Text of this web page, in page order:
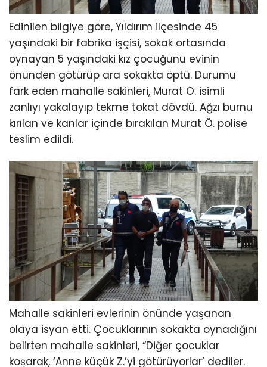
Edinilen bilgiye göre, Yıldırım ilçesinde 45
yaşındaki bir fabrika işçisi, sokak ortasında
oynayan 5 yaşındaki kız çocuğunu evinin
önünden götürüp ara sokakta öptü. Durumu
fark eden mahalle sakinleri, Murat Ö. isimli
zanlıyı yakalayıp tekme tokat dövdü. Ağzı burnu
kırılan ve kanlar içinde bırakılan Murat Ö. polise
teslim edildi.
Mahalle sakinleri evlerinin önünde yaşanan
olaya isyan etti. Çocuklarının sokakta oynadığını
belirten mahalle sakinleri, “Diğer çocuklar
koşarak, ‘Anne küçük Z.’yi götürüyorlar’ dediler.